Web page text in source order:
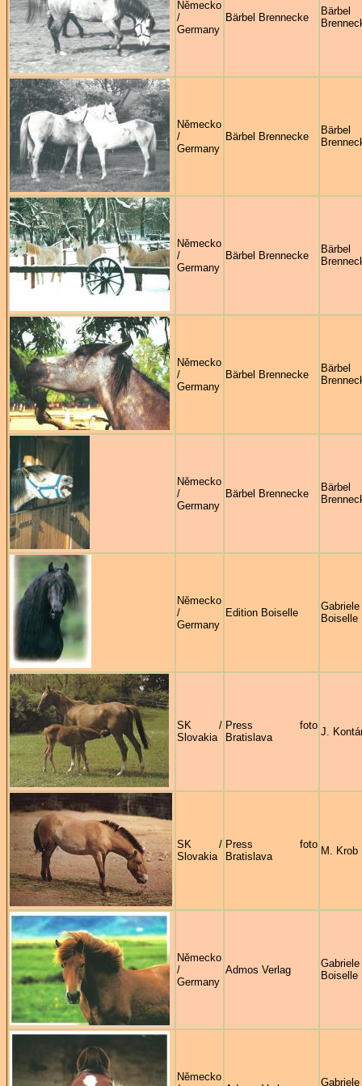
Německo
/
Germany
Bärbel Brennecke
Bärbel
Německo
/
Germany
Bärbel Brennecke
Bärbel
Německo
/
Germany
Bärbel Brennecke
Bärbel
Německo
/
Germany
Bärbel Brennecke
Bärbel
Německo
/
Germany
Bärbel Brennecke
Bärbel
Německo
/
Germany
Edition Boiselle
Gabriele
Boiselle
SK /
Slovakia
Press foto
Bratislava
J.
SK /
Slovakia
Press foto
Bratislava
M. Krob
Německo
/
Germany
Admos Verlag
Gabriele
Boiselle
Německo
Gabriele